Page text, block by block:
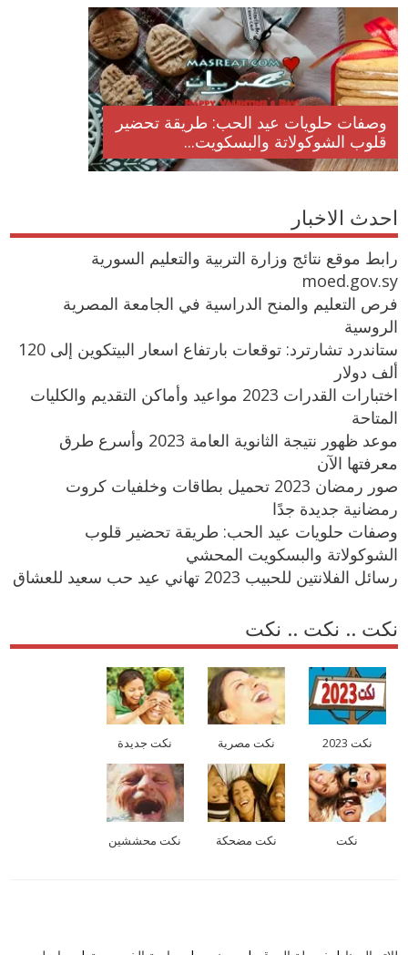
وصفات حلويات عيد الحب: طريقة تحضير
قلوب الشوكولاتة والبسكويت...
احدث الاخبار
رابط موقع نتائج وزارة التربية والتعليم السورية
moed.gov.sy
فرص التعليم والمنح الدراسية في الجامعة المصرية
الروسية
ستاندرد تشارترد: توقعات بارتفاع اسعار البيتكوين إلى 120
ألف دولار
اختبارات القدرات 2023 مواعيد وأماكن التقديم والكليات
المتاحة
موعد ظهور نتيجة الثانوية العامة 2023 وأسرع طرق
معرفتها الآن
صور رمضان 2023 تحميل بطاقات وخلفيات كروت
رمضانية جديدة جدًا
وصفات حلويات عيد الحب: طريقة تحضير قلوب
الشوكولاتة والبسكويت المحشي
رسائل الفلانتين للحبيب 2023 تهاني عيد حب سعيد للعشاق
نكت .. نكت .. نكت
نكت 2023 نكت مصرية نكت جديدة
نكت نكت مضحكة نكت محششين